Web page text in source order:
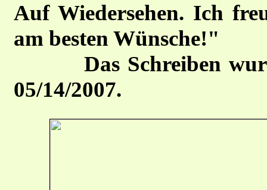
Auf Wiedersehen. Ich
am besten Wünsche!"
Das Schreiben
05/14/2007.